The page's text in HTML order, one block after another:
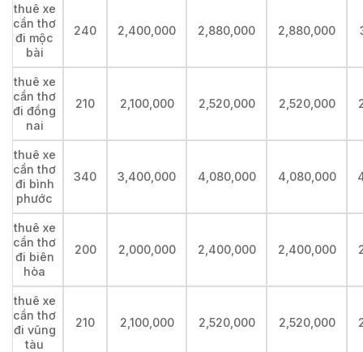
thuê xe
cần thơ
đi mộc
bài
240 2,400,000 2,880,000 2,880,000
thuê xe
cần thơ
đi đồng
nai
210 2,100,000 2,520,000 2,520,000
thuê xe
cần thơ
đi bình
phước
340 3,400,000 4,080,000 4,080,000
thuê xe
cần thơ
đi biên
hòa
200 2,000,000 2,400,000 2,400,000
thuê xe
cần thơ
đi vũng
tàu
210 2,100,000 2,520,000 2,520,000